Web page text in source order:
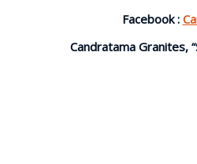
Facebook :
Candratama Granites,